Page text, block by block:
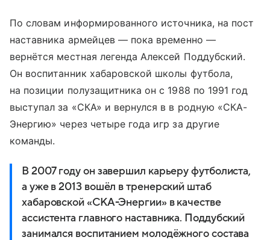
По словам информированного источника, на пост
наставника армейцев — пока временно —
вернётся местная легенда Алексей Поддубский.
Он воспитанник хабаровской школы футбола,
на позиции полузащитника он с 1988 по 1991 год
выступал за «СКА» и вернулся в в родную «СКА-
Энергию» через четыре года игр за другие
команды.
В 2007 году он завершил карьеру футболиста,
а уже в 2013 вошёл в тренерский штаб
хабаровской «СКА-Энергии» в качестве
ассистента главного наставника. Поддубский
занимался воспитанием молодёжного состава